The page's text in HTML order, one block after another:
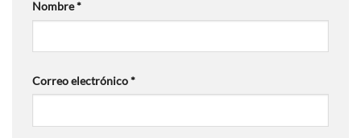
Nombre*
Correo electrónico*